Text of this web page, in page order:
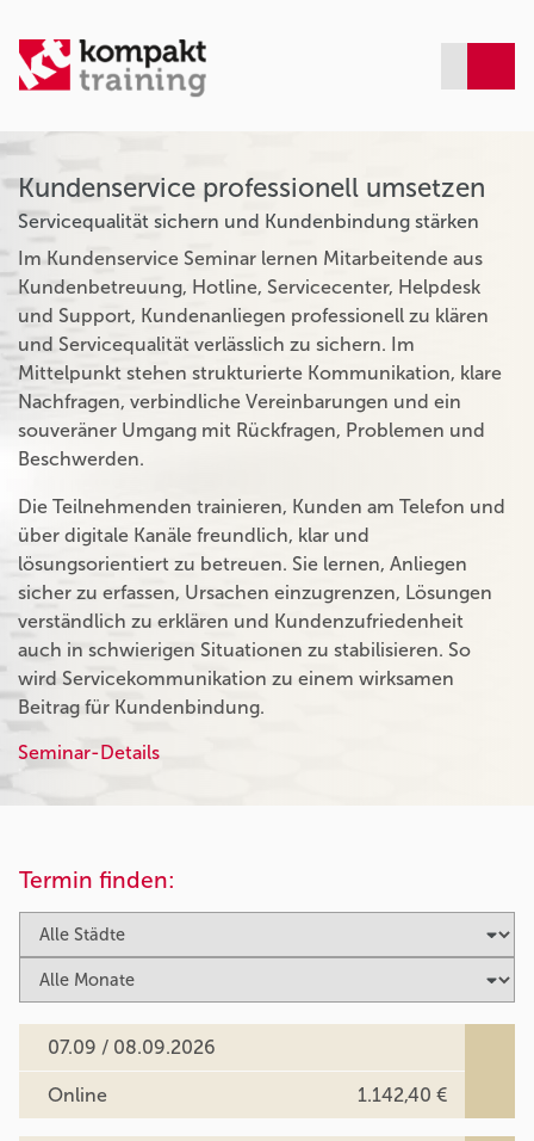
Kundenservice professionell umsetzen
Servicequalität sichern und Kundenbindung stärken
Im Kundenservice Seminar lernen Mitarbeitende aus
Kundenbetreuung, Hotline, Servicecenter, Helpdesk
und Support, Kundenanliegen professionell zu klären
und Servicequalität verlässlich zu sichern. Im
Mittelpunkt stehen strukturierte Kommunikation, klare
Nachfragen, verbindliche Vereinbarungen und ein
souveräner Umgang mit Rückfragen, Problemen und
Beschwerden.
Die Teilnehmenden trainieren, Kunden am Telefon und
über digitale Kanäle freundlich, klar und
lösungsorientiert zu betreuen. Sie lernen, Anliegen
sicher zu erfassen, Ursachen einzugrenzen, Lösungen
verständlich zu erklären und Kundenzufriedenheit
auch in schwierigen Situationen zu stabilisieren. So
wird Servicekommunikation zu einem wirksamen
Beitrag für Kundenbindung.
Seminar-Details
Termin finden:
07.09 / 08.09.2026
Online 1.142,40 €